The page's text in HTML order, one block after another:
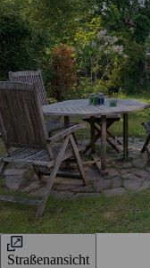
Straßenansicht